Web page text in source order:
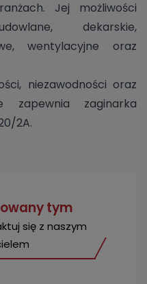
Jej możliwości
dekarskie,
wentylacyjne oraz
niezawodności oraz
zaginarka
2A.
tym
się z naszym